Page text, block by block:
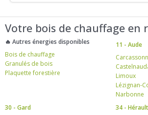
Votre bois de chauffage en
🔥 Autres énergies disponibles
Bois de chauffage
Granulés de bois
Plaquette forestière
11 - Aude
Limoux
Lézignan-
Narbonne
30 - Gard
34 - Hérault